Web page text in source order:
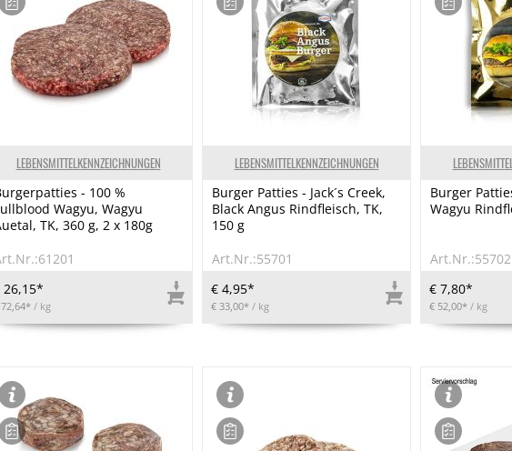
LEBENSMITTELKENNZEICHNUNGEN
- 100 %
Wagyu, Wagyu
TK, 360 g, 2 x 180g
26,15*
/ kg
LEBENSMITTELKENNZEICHNUNGEN
Burger Patties - Jack´s Creek,
Black Angus Rindfleisch, TK,
150 g
Art.Nr.:55701
€ 4,95*
€ 33,00* / kg
Burger
Wagyu
Art.Nr.:55702
€ 7,80*
€ 52,00* / kg